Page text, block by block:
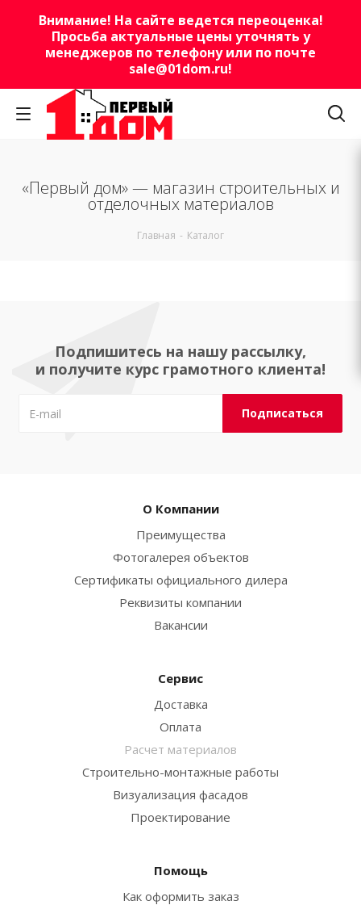
Внимание! На сайте ведется переоценка!
Просьба актуальные цены уточнять у
менеджеров по телефону или по почте
sale@01dom.ru!
«Первый дом» — магазин строительных и
отделочных материалов
Главная - Каталог
Подпишитесь на нашу рассылку,
и получите курс грамотного клиента!
О Компании
Преимущества
Фотогалерея объектов
Сертификаты официального дилера
Реквизиты компании
Вакансии
Сервис
Доставка
Оплата
Расчет материалов
Строительно-монтажные работы
Визуализация фасадов
Проектирование
Помощь
Как оформить заказ